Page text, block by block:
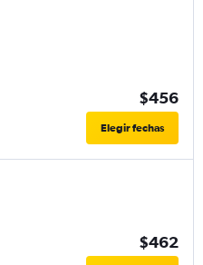
$456
Elegir fechas
$462